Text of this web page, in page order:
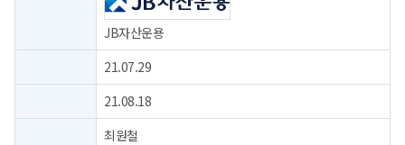
JB자산운용
21.07.29
21.08.18
최원철